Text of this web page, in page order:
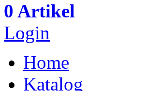
0 Artikel
Login
Home
Katalog